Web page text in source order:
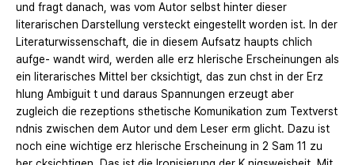
und fragt danach, was vom Autor selbst hinter dieser
literarischen Darstellung versteckt eingestellt worden ist. In der
Literaturwissenschaft, die in diesem Aufsatz haupts chlich
aufge- wandt wird, werden alle erz hlerische Erscheinungen als
ein literarisches Mittel ber cksichtigt, das zun chst in der Erz
hlung Ambiguit t und daraus Spannungen erzeugt aber
zugleich die rezeptions sthetische Komunikation zum Textverst
ndnis zwischen dem Autor und dem Leser erm glicht. Dazu ist
noch eine wichtige erz hlerische Erscheinung in 2 Sam 11 zu